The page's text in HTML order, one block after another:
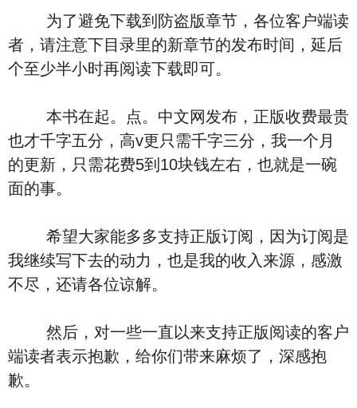
为了避免下载到防盗版章节，各位客户端读
者，请注意下目录里的新章节的发布时间，延后
个至少半小时再阅读下载即可。
本书在起。点。中文网发布，正版收费最贵
也才千字五分，高v更只需千字三分，我一个月
的更新，只需花费5到10块钱左右，也就是一碗
面的事。
希望大家能多多支持正版订阅，因为订阅是
我继续写下去的动力，也是我的收入来源，感激
不尽，还请各位谅解。
然后，对一些一直以来支持正版阅读的客户
端读者表示抱歉，给你们带来麻烦了，深感抱
歉。